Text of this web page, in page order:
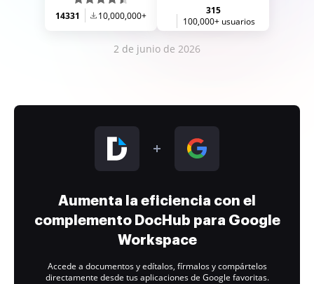
14331 10,000,000+
315
100,000+ usuarios
2 de junio de 2026
Aumenta la eficiencia con el
complemento DocHub para Google
Workspace
Accede a documentos y edítalos, fírmalos y compártelos
directamente desde tus aplicaciones de Google favoritas.